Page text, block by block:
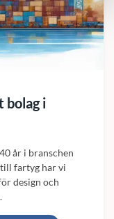
bolag i
år i branschen
fartyg har vi
design och